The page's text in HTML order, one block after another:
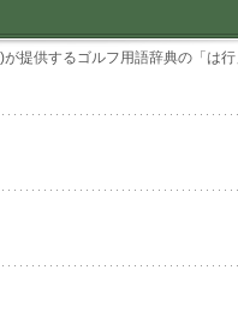
提供するゴルフ用語辞典の「は行